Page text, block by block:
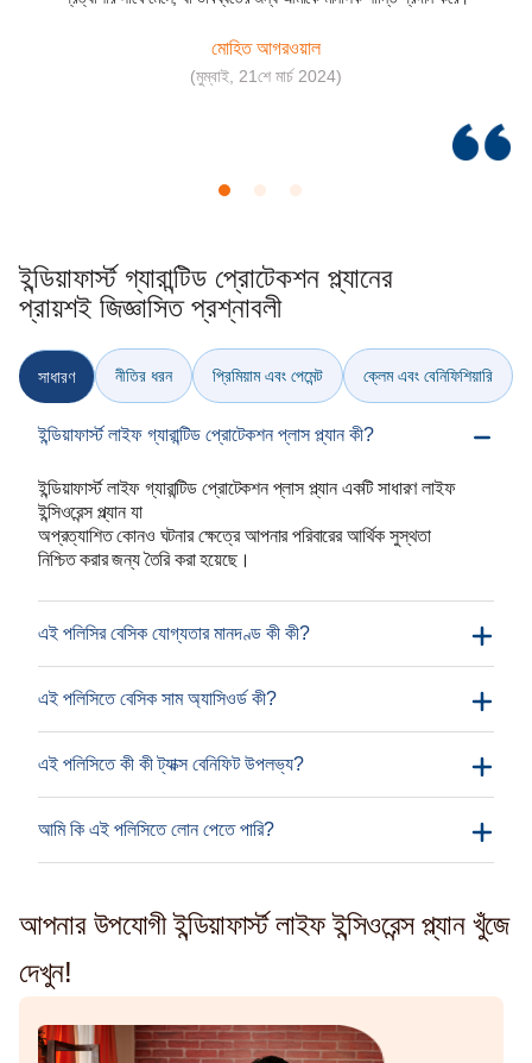
মোহিত আগরওয়াল
(মুম্বাই, 21শে মার্চ 2024)
ইন্ডিয়াফার্স্ট গ্যারান্টিড প্রোটেকশন প্ল্যানের
প্রায়শই জিজ্ঞাসিত প্রশ্নাবলী
সাধারণ নীতির ধরন প্রিমিয়াম এবং পেমেন্ট ক্লেম এবং বেনিফিশিয়ারি
ইন্ডিয়াফার্স্ট লাইফ গ্যারান্টিড প্রোটেকশন প্লাস প্ল্যান কী?
ইন্ডিয়াফার্স্ট লাইফ গ্যারান্টিড প্রোটেকশন প্লাস প্ল্যান একটি সাধারণ লাইফ
ইন্সিওরেন্স প্ল্যান যা
অপ্রত্যাশিত কোনও ঘটনার ক্ষেত্রে আপনার পরিবারের আর্থিক সুস্থতা
নিশ্চিত করার জন্য তৈরি করা হয়েছে।
এই পলিসির বেসিক যোগ্যতার মানদণ্ড কী কী?
মানদণ্ড ন্যূনতম
এন্ট্রির বয়স
(শেষ জন্মদিন
18 বছর;
লাইফ বিকল্প এবং প্রিমিয়াম ফেরত -
65 বছর স্মার্ট লাইফ বিকল্প - যে
বার্ষিক
প্রিমিয়াম
Rs.
Rs.
এই পলিসিতে বেসিক সাম অ্যাসিওর্ড‌ কী?
এই পলিসিতে কী কী ট্যাক্স বেনিফিট উপলভ্য?
আমি কি এই পলিসিতে লোন পেতে পারি?
আপনার উপযোগী ইন্ডিয়াফার্স্ট লাইফ ইন্সিওরেন্স প্ল্যান খুঁজে
দেখুন!